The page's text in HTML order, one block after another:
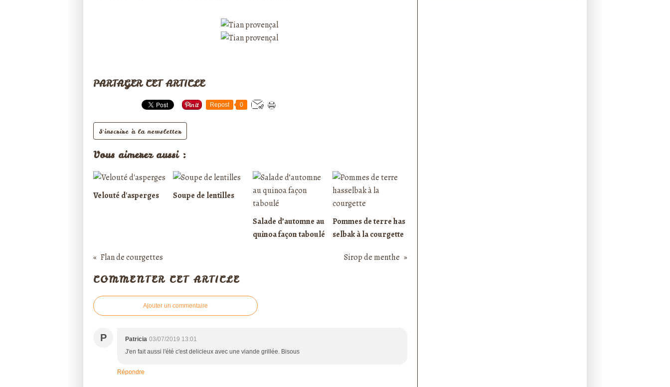
PARTAGER CET ARTICLE
Repost 0
S'inscrire à la newsletter
Vous aimerez aussi :
Velouté d'asperges Soupe de lentilles
Salade d’automne au
quinoa façon taboulé
Pommes de terre has
selbak à la courgette
Flan de courgettes Sirop de menthe
COMMENTER CET ARTICLE
Ajouter un commentaire
P Patricia 03/07/2019 13:01
J'en fait aussi l'été c'est delicieux avec une viande grillée. Bisous
Répondre